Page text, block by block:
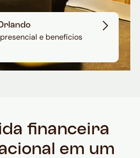
e benefícios
financeira
em um